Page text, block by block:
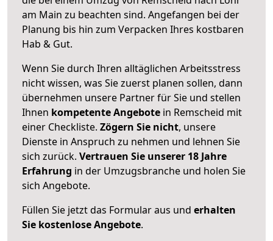
am Main zu beachten sind. Angefangen bei der
Planung bis hin zum Verpacken Ihres kostbaren
Hab & Gut.
Wenn Sie durch Ihren alltäglichen Arbeitsstress
nicht wissen, was Sie zuerst planen sollen, dann
übernehmen unsere Partner für Sie und stellen
Ihnen kompetente Angebote in Remscheid mit
einer Checkliste. Zögern Sie nicht, unsere
Dienste in Anspruch zu nehmen und lehnen Sie
sich zurück. Vertrauen Sie unserer 18 Jahre
Erfahrung in der Umzugsbranche und holen Sie
sich Angebote.
Füllen Sie jetzt das Formular aus und erhalten
Sie kostenlose Angebote.